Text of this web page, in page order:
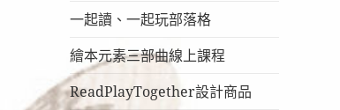
一起讀、一起玩部落格
繪本元素三部曲線上課程
ReadPlayTogether設計商品